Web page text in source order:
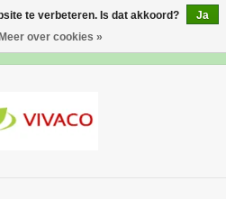
te verbeteren. Is dat akkoord?
Ja
Meer over cookies »